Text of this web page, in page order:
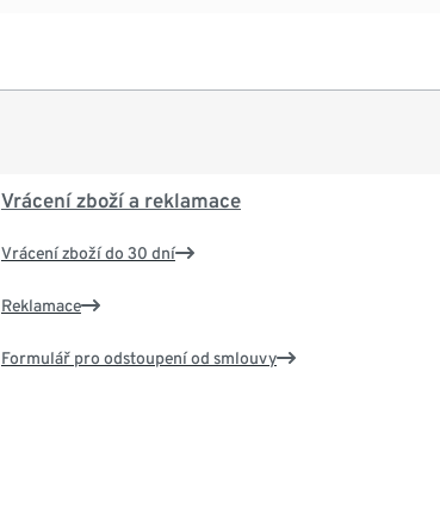
Vrácení zboží a reklamace
Vrácení zboží do 30 dní
Reklamace
Formulář pro odstoupení od smlouvy